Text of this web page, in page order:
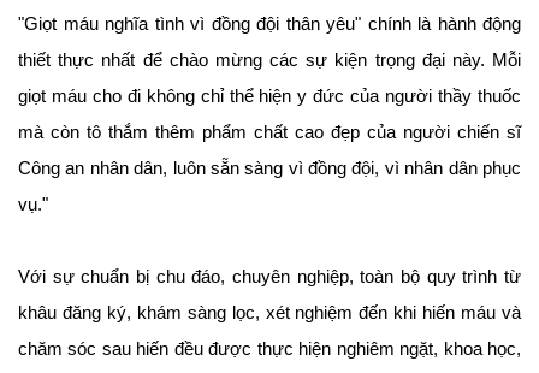
"Giọt máu nghĩa tình vì đồng đội thân yêu" chính là hành động
thiết thực nhất để chào mừng các sự kiện trọng đại này. Mỗi
giọt máu cho đi không chỉ thể hiện y đức của người thầy thuốc
mà còn tô thắm thêm phẩm chất cao đẹp của người chiến sĩ
Công an nhân dân, luôn sẵn sàng vì đồng đội, vì nhân dân phục
vụ."
Với sự chuẩn bị chu đáo, chuyên nghiệp, toàn bộ quy trình từ
khâu đăng ký, khám sàng lọc, xét nghiệm đến khi hiến máu và
chăm sóc sau hiến đều được thực hiện nghiêm ngặt, khoa học,